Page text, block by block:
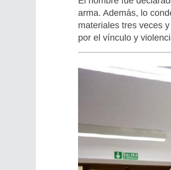
arma. Además, lo
materiales tres veces
por el vínculo y